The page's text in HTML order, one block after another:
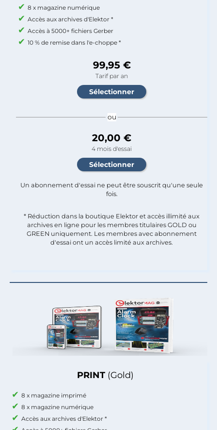
PRINT (Gold)
8 x magazine imprimé
8 x magazine numérique
Accès aux archives d'Elektor *
8 x magazine numérique
Accès aux archives d'Elektor *
Accès à 5000+ fichiers Gerber
10 % de remise dans l'e-choppe *
99,95 €
Tarif par an
ou
20,00 €
4 mois d'essai
Un abonnement d'essai ne peut être souscrit qu'une seule
fois.​
* Réduction dans la boutique Elektor et accès illimité aux
archives en ligne pour les membres titulaires GOLD ou
GREEN uniquement. Les membres avec abonnement
d'essai ont un accès limité aux archives.